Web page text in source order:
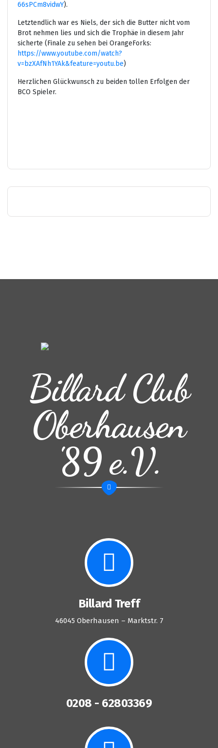
66sPCm8vidwY).
Letztendlich war es Niels, der sich die Butter nicht vom
Brot nehmen lies und sich die Trophäe in diesem Jahr
sicherte (Finale zu sehen bei OrangeForks:
https://www.youtube.com/watch?
v=bzXAfNh1YAk&feature=youtu.be)
Herzlichen Glückwunsch zu beiden tollen Erfolgen der
BCO Spieler.
Billard Club
Oberhausen
'89 e.V.
Billard Treff
46045 Oberhausen – Marktstr. 7
0208 - 62803369